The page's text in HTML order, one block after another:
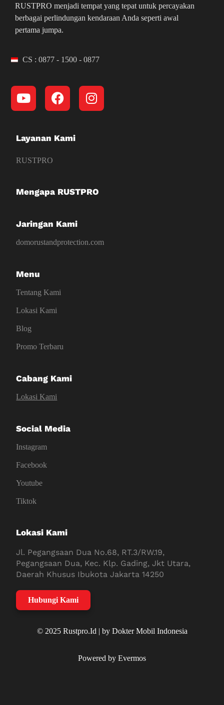
RUSTPRO menjadi tempat yang tepat untuk percayakan
berbagai perlindungan kendaraan Anda seperti awal
pertama jumpa.
CS : 0877 - 1500 - 0877
Layanan Kami
RUSTPRO
Mengapa RUSTPRO
Jaringan Kami
domorustandprotection.com
Menu
Tentang Kami
Lokasi Kami
Blog
Promo Terbaru
Cabang Kami
Lokasi Kami
Social Media
Instagram
Facebook
Youtube
Tiktok
Lokasi Kami
Jl. Pegangsaan Dua No.68, RT.3/RW.19,
Pegangsaan Dua, Kec. Klp. Gading, Jkt Utara,
Daerah Khusus Ibukota Jakarta 14250
Hubungi Kami
© 2025 Rustpro.Id | by Dokter Mobil Indonesia
Powered by Evermos